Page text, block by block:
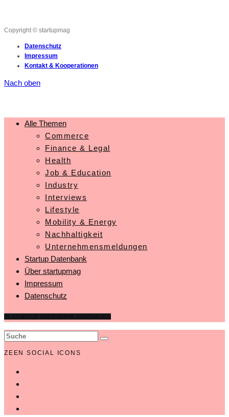
Copyright © startupmag
Datenschutz
Impressum
Kontakt & Kooperationen
Nach oben
Alle Themen
Commerce
Finance & Legal
Health
Job & Education
Industry
Interviews
Lifestyle
Mobility & Energy
Nachhaltigkeit
Unternehmensmeldungen
Startup Datenbank
Über startupmag
Impressum
Datenschutz
ZEEN SOCIAL ICONS